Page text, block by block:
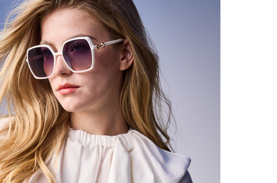
資料（包含姓名、電話或地址）提供予台灣大哥大進項蒐集、處理及利
用，由本公司與您本人進行分期帳單所需資料之確認、核對及更正。
3.完整用戶服務條款，請詳閱以下連結：
https://oppay.tw/userRule
宅配
每筆NT$80，滿NT$1,000(含以上)免運費